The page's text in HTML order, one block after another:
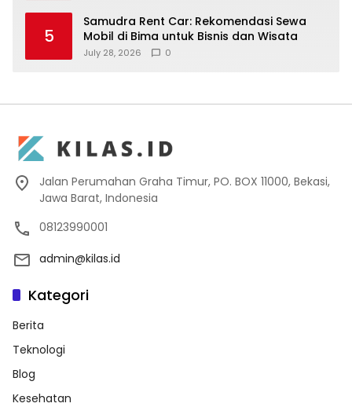
5
Samudra Rent Car: Rekomendasi Sewa
Mobil di Bima untuk Bisnis dan Wisata
July 28, 2026 0
Jalan Perumahan Graha Timur, PO. BOX 11000, Bekasi,
Jawa Barat, Indonesia
08123990001
admin@kilas.id
Kategori
Berita
Teknologi
Blog
Kesehatan